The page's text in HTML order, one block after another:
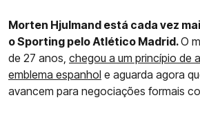
Morten Hjulmand está cada vez
o Sporting pelo Atlético Madrid.O
de 27 anos, chegou a um princípio de
emblema espanhol e aguarda agora
avancem para negociações formais